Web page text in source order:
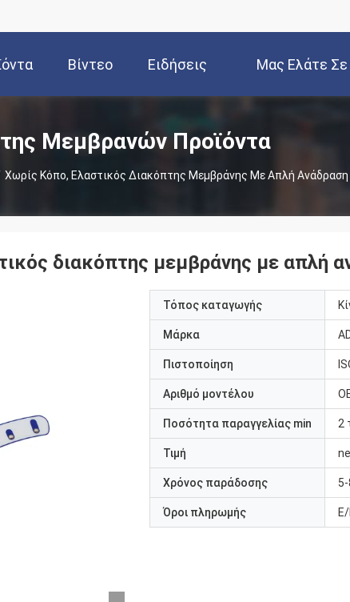
Βίντεο Ειδήσεις Μας Ελάτε Σε
Μεμβρανών Προϊόντα
Χωρίς Κόπο, Ελαστικός Διακόπτης Μεμβράνης Με Απλή Ανάδραση
διακόπτης μεμβράνης με απλή
Τόπος καταγωγής
Μάρκα
Πιστοποίηση
Αριθμό μοντέλου
Ποσότητα παραγγελίας min 2
Τιμή
Χρόνος παράδοσης
Όροι πληρωμής